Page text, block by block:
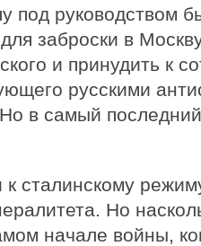
под руководством
заброски в
и принудить к
русскими
в самый
сталинскому
Но
начале войны,